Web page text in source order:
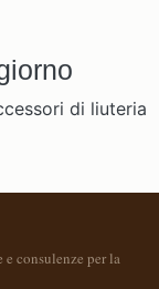
di liuteria
consulenze per la